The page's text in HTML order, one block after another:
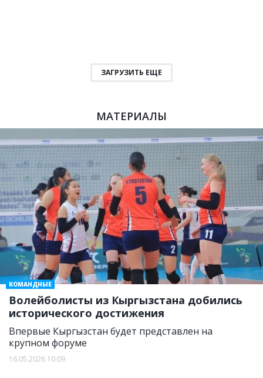
ЗАГРУЗИТЬ ЕЩЕ
МАТЕРИАЛЫ
Волейболисты из Кыргызстана добились
исторического достижения
Впервые Кыргызстан будет представлен на
крупном форуме
16.05.2026 10:09
КОМАНДНЫЕ